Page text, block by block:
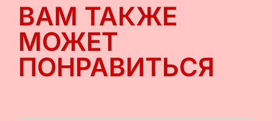
ВАМ ТАКЖЕ
МОЖЕТ
ПОНРАВИТЬСЯ